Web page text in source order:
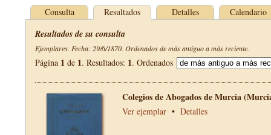
Consulta Resultados Detalles Calendario
Resultados de su consulta
Ejemplares. Fecha: 29/6/1870. Ordenados de más antiguo a más reciente.
Página 1 de 1. Resultados: 1. Ordenados
Colegios de Abogados de Murcia
Ver ejemplar • Detalles